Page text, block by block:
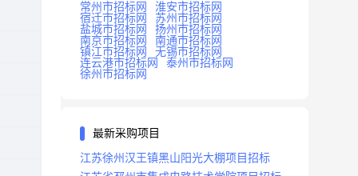
常州市招标网
淮安市招标网
宿迁市招标网
苏州市招标网
盐城市招标网
扬州市招标网
南京市招标网
南通市招标网
镇江市招标网
无锡市招标网
连云港市招标网
泰州市招标网
徐州市招标网
最新采购项目
江苏徐州汉王镇黑山阳光大棚项目招标